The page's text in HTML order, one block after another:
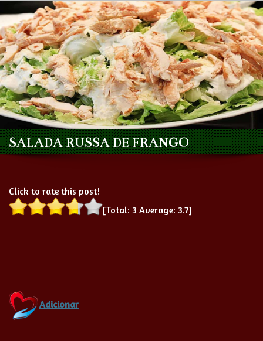
SALADA RUSSA DE FRANGO
Click to rate this post!
[Total: 3 Average: 3.7]
Adicionar